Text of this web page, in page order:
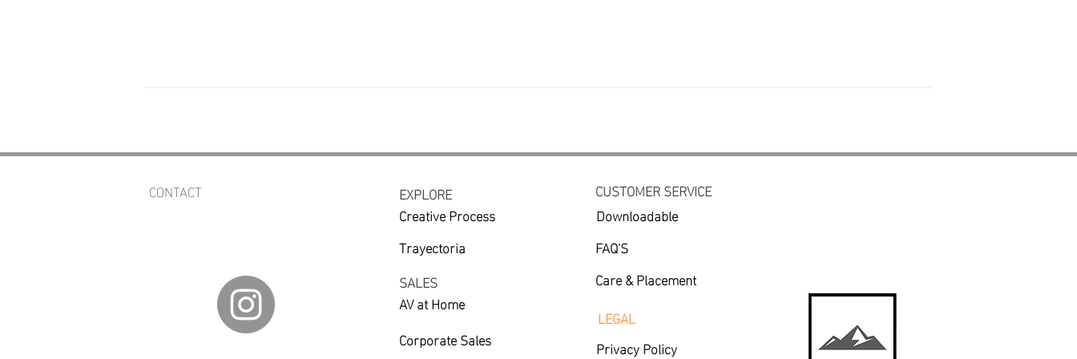
CONTACT
EXPLORE
Creative Process
Trayectoria
SALES
AV at Home
Corporate Sales
CUSTOMER SERVICE
Downloadable
FAQ'S
Care & Placement
LEGAL
Privacy Policy